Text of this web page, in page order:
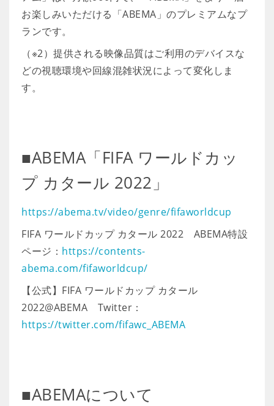
お楽しみいただける「ABEMA」のプレミアムなプ
ランです。
（※2）提供される映像品質はご利用のデバイスな
どの視聴環境や回線混雑状況によって変化しま
す。
■ABEMA「FIFA ワールドカッ
プ カタール 2022」
https://abema.tv/video/genre/fifaworldcup
FIFA ワールドカップ カタール 2022 ABEMA特設
ページ： https://contents-
abema.com/fifaworldcup/
【公式】FIFA ワールドカップ カタール
2022@ABEMA Twitter：
https://twitter.com/fifawc_ABEMA
■ABEMAについて